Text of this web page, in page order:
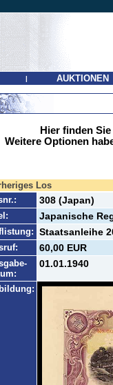
| AUKTIONEN
Hier finden
Weitere Optionen
Los
308 (Japan)
Japanische
Staatsanleihe
60,00 EUR
01.01.1940